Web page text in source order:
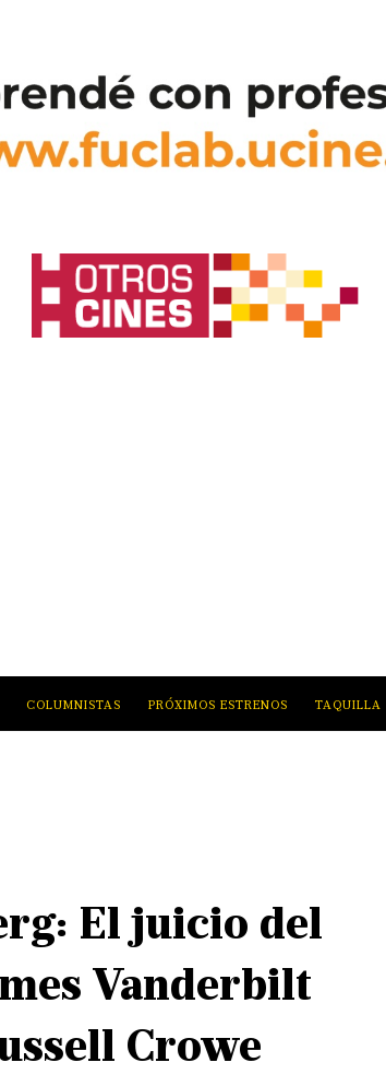
COLUMNISTAS PRÓXIMOS ESTRENOS TAQUILLA
El juicio del
Vanderbilt
Crowe